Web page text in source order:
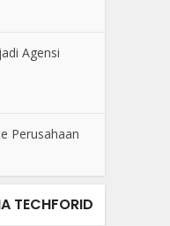
Agensi
Perusahaan
TECHFORID